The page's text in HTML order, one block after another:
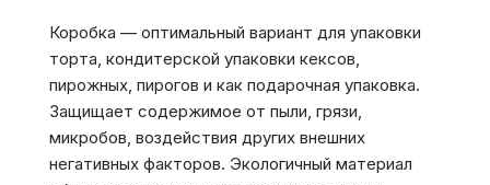
Коробка — оптимальный вариант для упаковки
торта, кондитерской упаковки кексов,
пирожных, пирогов и как подарочная упаковка.
Защищает содержимое от пыли, грязи,
микробов, воздействия других внешних
негативных факторов. Экологичный материал